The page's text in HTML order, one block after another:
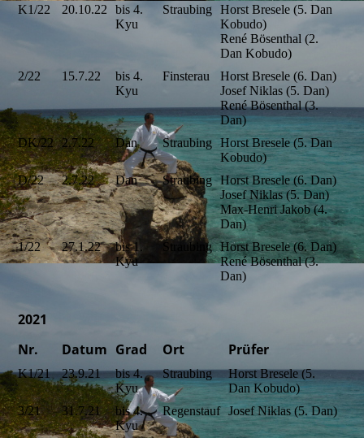
K1/22 20.10.22
bis 4.
Kyu
Straubing
Horst Bresele (5. Dan
Kobudo)
René Bösenthal (2.
Dan Kobudo)
2/22
15.7.22
bis 4.
Kyu
Finsterau
Horst Bresele (6. Dan)
Josef Niklas (5. Dan)
René Bösenthal (3.
Dan)
DK/22
2.7.22 Dan Straubing
Horst Bresele (5. Dan
Kobudo)
D/22
2.7.22 Dan Straubing Horst Bresele (6. Dan)
Josef Niklas (5. Dan)
Max-Henri Jakob (4.
Dan)
1/22
27.1.22
bis 1.
Kyu
Straubing
Horst Bresele (6. Dan)
René Bösenthal (3.
Dan)
2021
Nr.
Datum Grad Ort Prüfer
K1/21 23.9.21
bis 4.
Kyu
Straubing
Horst Bresele (5.
Dan Kobudo)
3/21
31.7.21
bis 4.
Kyu
Regenstauf Josef Niklas (5. Dan)